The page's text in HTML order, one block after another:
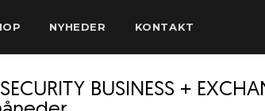
NYHEDER KONTAKT
BUSINESS +